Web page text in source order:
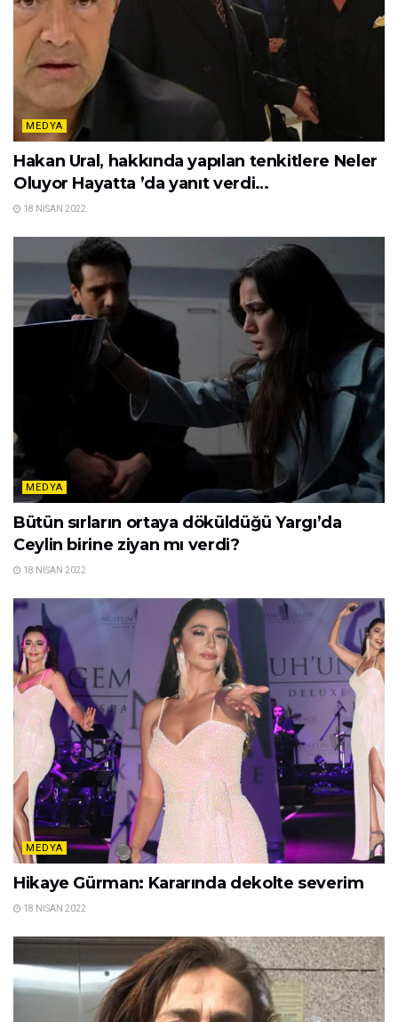
MEDYA
Hakan Ural, hakkında yapılan tenkitlere Neler
Oluyor Hayatta ’da yanıt verdi…
18 NISAN 2022
MEDYA
Bütün sırların ortaya döküldüğü Yargı’da
Ceylin birine ziyan mı verdi?
18 NISAN 2022
MEDYA
Hikaye Gürman: Kararında dekolte severim
18 NISAN 2022